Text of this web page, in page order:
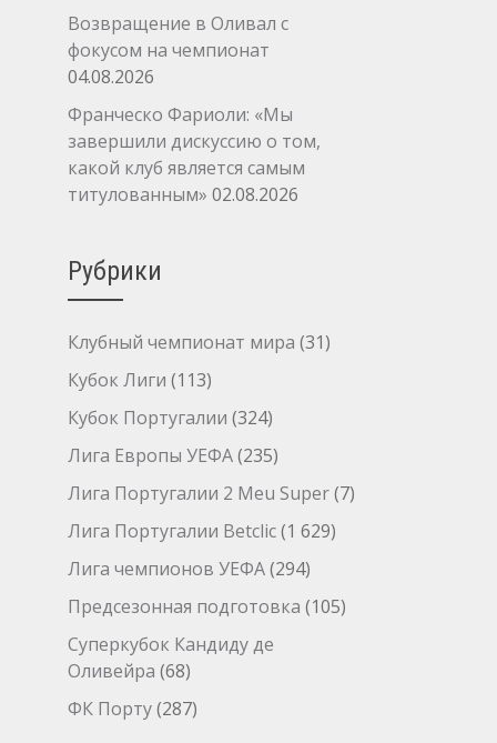
Возвращение в Оливал с
фокусом на чемпионат
04.08.2026
Франческо Фариоли: «Мы
завершили дискуссию о том,
какой клуб является самым
титулованным» 02.08.2026
Рубрики
Клубный чемпионат мира (31)
Кубок Лиги (113)
Кубок Португалии (324)
Лига Европы УЕФА(235)
Лига Португалии 2 Meu Super(7)
Лига Португалии Betclic(1 629)
Лига чемпионов УЕФА(294)
Предсезонная подготовка (105)
Суперкубок Кандиду де
Оливейра (68)
ФК Порту(287)